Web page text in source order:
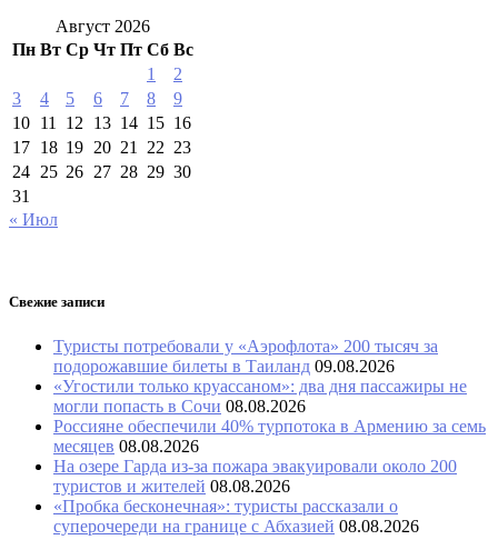
Август 2026
Пн Вт Ср Чт Пт Сб Вс
1
2
3
4 5 6 7 8
9
10 11 12 13 14 15 16
17 18 19 20 21 22 23
24 25 26 27 28 29 30
31
« Июл
Свежие записи
Туристы потребовали у «Аэрофлота» 200 тысяч за
подорожавшие билеты в Таиланд 09.08.2026
«Угостили только круассаном»: два дня пассажиры не
могли попасть в Сочи 08.08.2026
Россияне обеспечили 40% турпотока в Армению за семь
месяцев 08.08.2026
На озере Гарда из-за пожара эвакуировали около 200
туристов и жителей 08.08.2026
«Пробка бесконечная»: туристы рассказали о
суперочереди на границе с Абхазией 08.08.2026